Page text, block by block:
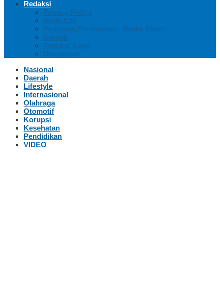
Redaksi
Privacy Policy
Kode Etik
Pedoman Pemberitaan Media Siber
Kontak
Tentang Kami
Disclaimer
Nasional
Daerah
Lifestyle
Internasional
Olahraga
Otomotif
Korupsi
Kesehatan
Pendidikan
VIDEO